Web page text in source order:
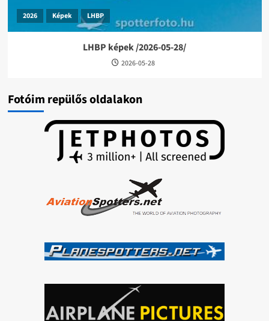
2026 Képek LHBP
LHBP képek /2026-05-28/
2026-05-28
Fotóim repülős oldalakon